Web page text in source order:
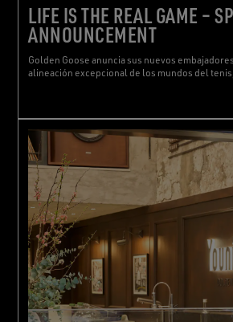
LIFE IS THE REAL GAME –
ANNOUNCEMENT
Golden Goose anuncia sus nuevos
alineación excepcional de los mundos del